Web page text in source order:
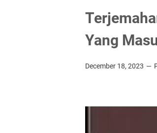
Yang
December 18, 2023